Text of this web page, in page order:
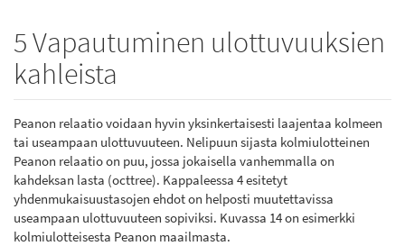
5 Vapautuminen ulottuvuuksien
kahleista
Peanon relaatio voidaan hyvin yksinkertaisesti laajentaa kolmeen
tai useampaan ulottuvuuteen. Nelipuun sijasta kolmiulotteinen
Peanon relaatio on puu, jossa jokaisella vanhemmalla on
kahdeksan lasta (octtree). Kappaleessa 4 esitetyt
yhdenmukaisuustasojen ehdot on helposti muutettavissa
useampaan ulottuvuuteen sopiviksi. Kuvassa 14 on esimerkki
kolmiulotteisesta Peanon maailmasta.